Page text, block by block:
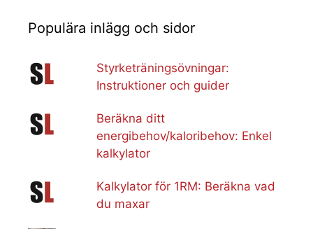
Populära inlägg och sidor
Styrketräningsövningar:
Instruktioner och guider
Beräkna ditt
energibehov/kaloribehov: Enkel
kalkylator
Kalkylator för 1RM: Beräkna vad
du maxar